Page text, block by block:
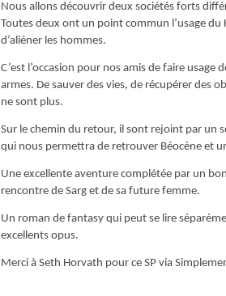
Nous allons découvrir deux sociétés forts
Toutes deux ont un point commun l’usage
d’aliéner les hommes.
C’est l’occasion pour nos amis de faire usage
armes. De sauver des vies, de récupérer des
ne sont plus.
Sur le chemin du retour, il sont rejoint par un
qui nous permettra de retrouver Béocène et
Une excellente aventure complétée par un
rencontre de Sarg et de sa future femme.
Un roman de fantasy qui peut se lire
excellents opus.
Merci à Seth Horvath pour ce SP via